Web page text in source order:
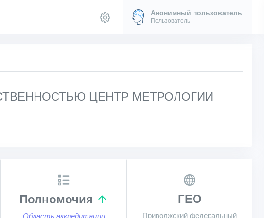
Анонимный пользователь
Пользователь
ЦЕНТР МЕТРОЛОГИИ
Полномочия
Область аккредитации
ГЕО
Приволжский федеральный